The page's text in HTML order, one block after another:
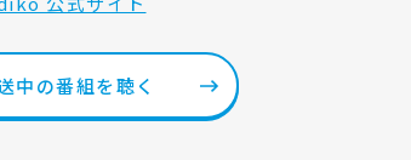
中の番組を聴く